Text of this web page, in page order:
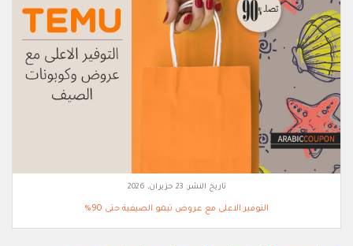
تاريخ النشر: 23 حزيران, 2026
التوفير الاعلى مع عروض تيمو الصيفية حتى 90%